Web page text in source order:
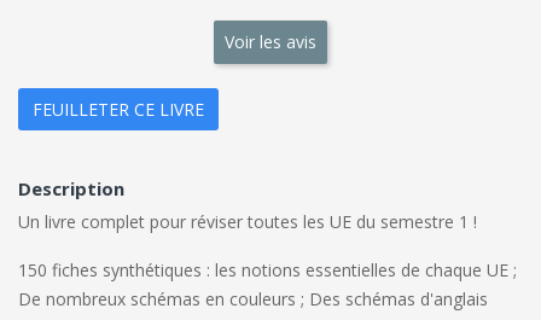
Voir les avis
FEUILLETER CE LIVRE
Description
Un livre complet pour réviser toutes les UE du semestre 1 !
150 fiches synthétiques : les notions essentielles de chaque UE ;
De nombreux schémas en couleurs ; Des schémas d'anglais